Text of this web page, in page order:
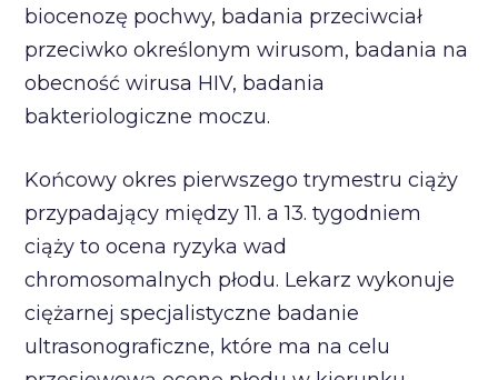
biocenozę pochwy, badania przeciwciał
przeciwko określonym wirusom, badania na
obecność wirusa HIV, badania
bakteriologiczne moczu.
Końcowy okres pierwszego trymestru ciąży
przypadający między 11. a 13. tygodniem
ciąży to ocena ryzyka wad
chromosomalnych płodu. Lekarz wykonuje
ciężarnej specjalistyczne badanie
ultrasonograficzne, które ma na celu